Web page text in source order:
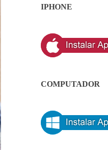
IPHONE
COMPUTADOR